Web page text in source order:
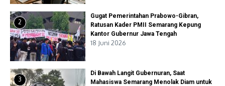
2
Gugat Pemerintahan Prabowo-Gibran,
Ratusan Kader PMII Semarang Kepung
Kantor Gubernur Jawa Tengah
18 Juni 2026
3
Di Bawah Langit Gubernuran, Saat
Mahasiswa Semarang Menolak Diam untuk